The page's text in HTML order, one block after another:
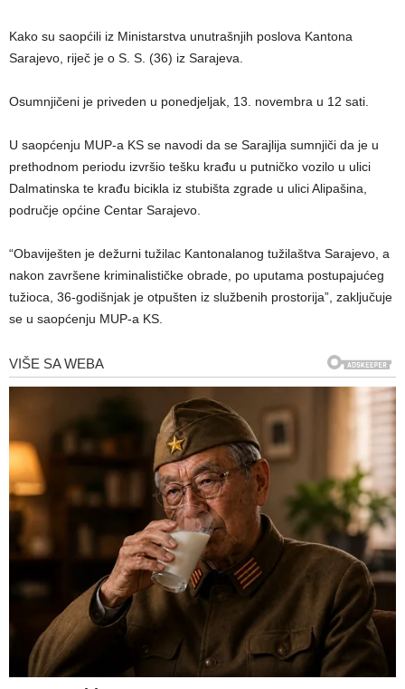
Kako su saopćili iz Ministarstva unutrašnjih poslova Kantona
Sarajevo, riječ je o S. S. (36) iz Sarajeva.
Osumnjičeni je priveden u ponedjeljak, 13. novembra u 12 sati.
U saopćenju MUP-a KS se navodi da se Sarajlija sumnjiči da je u
prethodnom periodu izvršio tešku krađu u putničko vozilo u ulici
Dalmatinska te krađu bicikla iz stubišta zgrade u ulici Alipašina,
područje općine Centar Sarajevo.
“Obaviješten je dežurni tužilac Kantonalanog tužilaštva Sarajevo, a
nakon završene kriminalističke obrade, po uputama postupajućeg
tužioca, 36-godišnjak je otpušten iz službenih prostorija”, zaključuje
se u saopćenju MUP-a KS.